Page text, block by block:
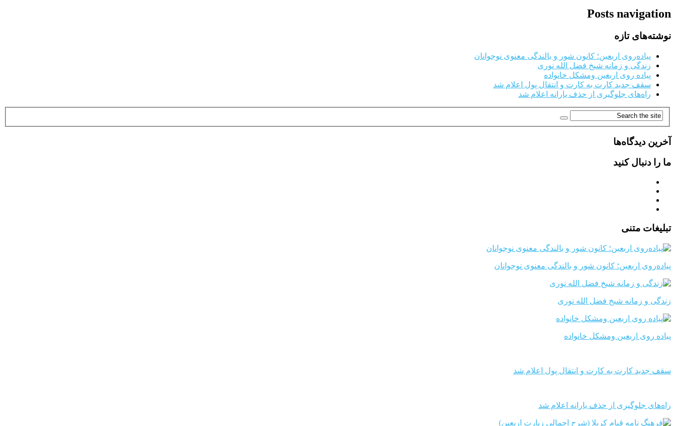
Posts navigation
نوشته‌های تازه
پیاده‌روی اربعین؛ کانون شور و بالندگی معنوی نوجوانان
زندگی و زمانه شیخ فضل الله نوری
پیاده روی اربعین ومشکل خانواده
سقف جدید کارت به کارت و انتقال پول اعلام شد
راه‌های جلوگیری از حذف یارانه اعلام شد
آخرین دیدگاه‌ها
ما را دنبال کنید
تبلیغات متنی
پیاده‌روی اربعین؛ کانون شور و بالندگی معنوی نوجوانان
زندگی و زمانه شیخ فضل الله نوری
پیاده روی اربعین ومشکل خانواده
سقف جدید کارت به کارت و انتقال پول اعلام شد
راه‌های جلوگیری از حذف یارانه اعلام شد